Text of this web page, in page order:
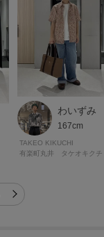
わいずみ
167cm
TAKEO KIKUCHI
有楽町丸井 タケオキクチ